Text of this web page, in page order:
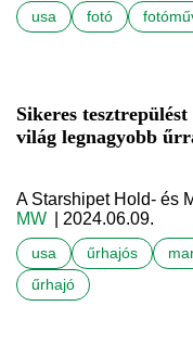
usa fotó
Sikeres
világ legnagyobb
A Starshipet Hold- és
MW
| 2024.06.09.
usa űrhajós
űrhajó